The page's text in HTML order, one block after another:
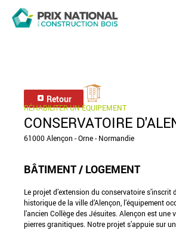
Retour
RÉHABILITER UN ÉQUIPEMENT
CONSERVATOIRE
61000 Alençon - Orne - Normandie
BÂTIMENT / LOGEMENT
Le projet d’extension du conservatoire
historique de la ville d’Alençon, l’équipement
l’ancien Collège des Jésuites. Alençon est une
pierres granitiques. Notre projet s’appuie sur